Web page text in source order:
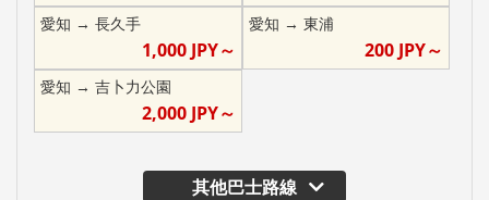
愛知 → 長久手
1,000JPY～
愛知 → 東浦
200 JPY～
愛知 → 吉卜力公園
2,000JPY～
其他巴士路線